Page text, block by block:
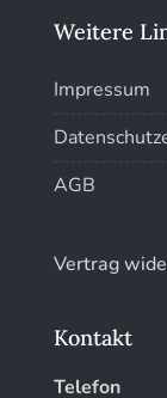
Weitere
Impressum
AGB
Vertrag
Kontakt
Telefon